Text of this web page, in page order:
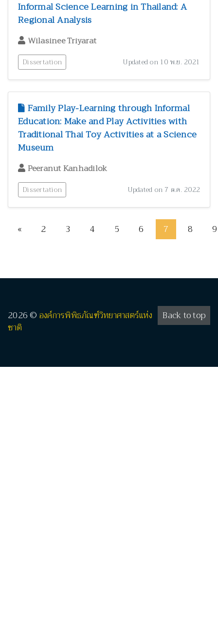
Informal Science Learning in Thailand: A
Regional Analysis
Wilasinee Triyarat
Dissertation Updated on 10 พ.ย. 2021
Family Play-Learning through Informal
Education: Make and Play Activities with
Traditional Thai Toy Activities at a Science
Museum
Peeranut Kanhadilok
Dissertation Updated on 7 ต.ค. 2022
« 2 3 4 5 6 7 8 9
Back to top
2026 © องค์การพิพิธภัณฑ์วิทยาศาสตร์แห่ง
ชาติ